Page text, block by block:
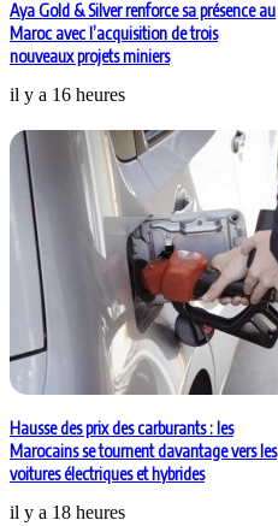
Aya Gold & Silver renforce sa présence au
Maroc avec l’acquisition de trois
nouveaux projets miniers
il y a 16 heures
Hausse des prix des carburants : les
Marocains se tournent davantage vers les
voitures électriques et hybrides
il y a 18 heures